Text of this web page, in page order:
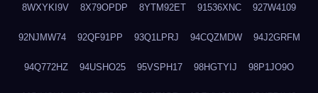
8WXYKI9V 8X79OPDP 8YTM92ET 91536XNC 927W4109
92NJMW74 92QF91PP 93Q1LPRJ 94CQZMDW 94J2GRFM
94Q772HZ 94USHO25 95VSPH17 98HGTYIJ 98P1JO9O